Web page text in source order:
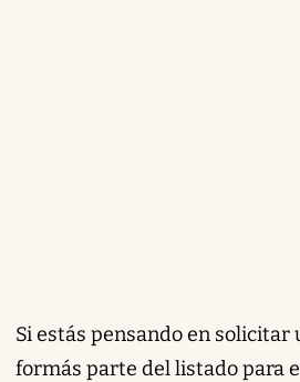
Si estás pensando en solicitar
formás parte del listado para